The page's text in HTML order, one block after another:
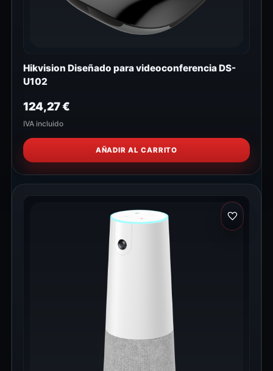
Hikvision Diseñado para videoconferencia DS-
U102
124,27€
IVA incluido
AÑADIR AL CARRITO